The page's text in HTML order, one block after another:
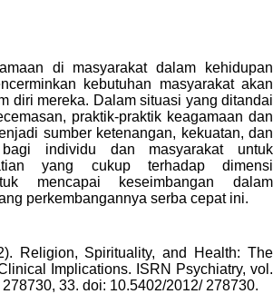
di masyarakat dalam kehidupan
kebutuhan masyarakat akan
diri mereka. Dalam situasi yang ditandai
praktik-praktik keagamaan dan
sumber ketenangan, kekuatan, dan
individu dan masyarakat untuk
yang cukup terhadap dimensi
mencapai keseimbangan dalam
perkembangannya serba cepat ini.
Religion, Spirituality, and Health: The
Implications. ISRN Psychiatry, vol.
33. doi: 10.5402/2012/ 278730.